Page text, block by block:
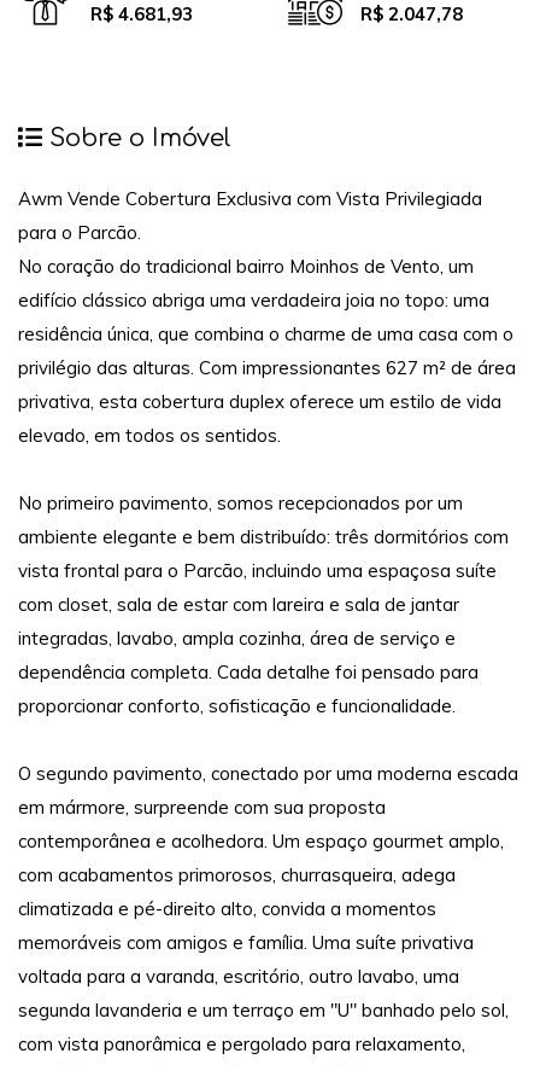
R$ 4.681,93 R$ 2.047,78
Sobre o Imóvel
Awm Vende Cobertura Exclusiva com Vista Privilegiada
para o Parcão.
No coração do tradicional bairro Moinhos de Vento, um
edifício clássico abriga uma verdadeira joia no topo: uma
residência única, que combina o charme de uma casa com o
privilégio das alturas. Com impressionantes 627 m² de área
privativa, esta cobertura duplex oferece um estilo de vida
elevado, em todos os sentidos.
No primeiro pavimento, somos recepcionados por um
ambiente elegante e bem distribuído: três dormitórios com
vista frontal para o Parcão, incluindo uma espaçosa suíte
com closet, sala de estar com lareira e sala de jantar
integradas, lavabo, ampla cozinha, área de serviço e
dependência completa. Cada detalhe foi pensado para
proporcionar conforto, sofisticação e funcionalidade.
O segundo pavimento, conectado por uma moderna escada
em mármore, surpreende com sua proposta
contemporânea e acolhedora. Um espaço gourmet amplo,
com acabamentos primorosos, churrasqueira, adega
climatizada e pé-direito alto, convida a momentos
memoráveis com amigos e família. Uma suíte privativa
voltada para a varanda, escritório, outro lavabo, uma
segunda lavanderia e um terraço em "U" banhado pelo sol,
com vista panorâmica e pergolado para relaxamento,